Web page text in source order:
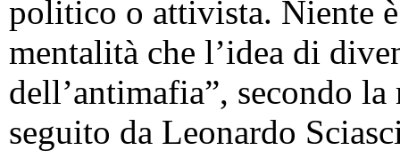
politico o attivista. Niente
mentalità che l’idea di
dell’antimafia”, secondo
seguito da Leonardo